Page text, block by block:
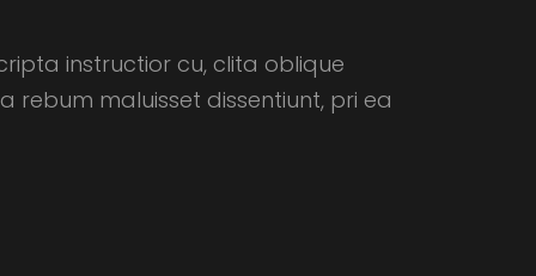
instructior cu, clita oblique
rebum maluisset dissentiunt, pri ea